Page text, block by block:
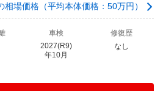
相場価格（平均本体価格：50万円）
車検
2027(R9)
年10月
修復歴
なし